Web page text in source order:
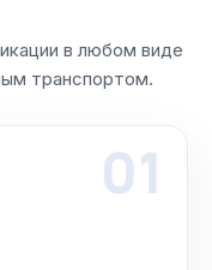
в любом виде
транспортом.
01